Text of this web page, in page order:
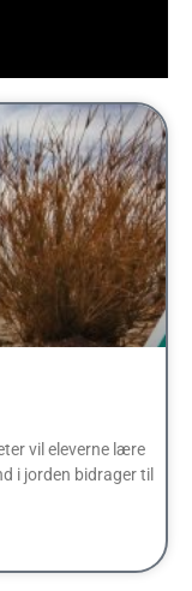
vil eleverne lære
i jorden bidrager til